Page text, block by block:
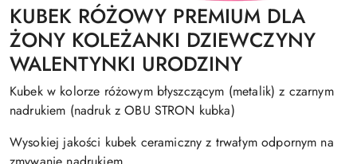
KUBEK RÓŻOWY PREMIUM DLA
ŻONY KOLEŻANKI DZIEWCZYNY
WALENTYNKI URODZINY
Kubek w kolorze różowym błyszczącym (metalik) z czarnym
nadrukiem (nadruk z OBU STRON kubka)
Wysokiej jakości kubek ceramiczny z trwałym odpornym na